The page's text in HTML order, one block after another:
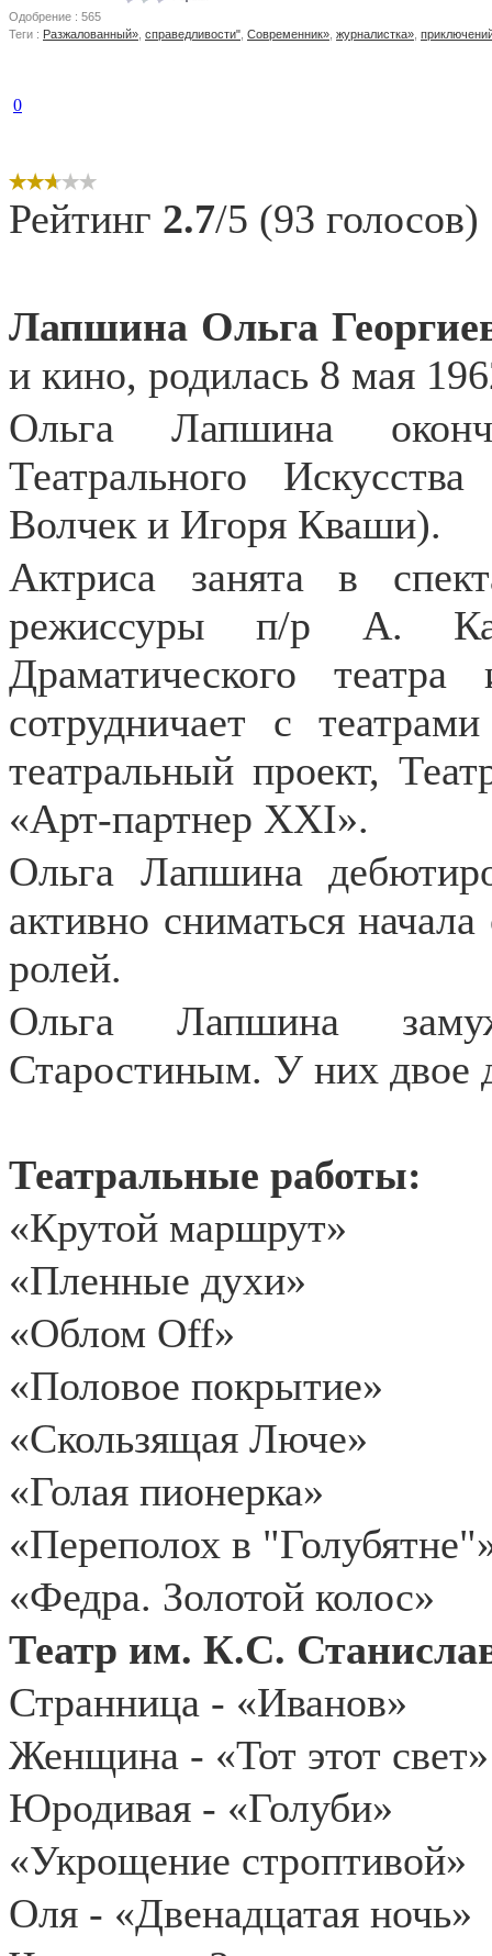
Одобрение : 565
Теги : Разжалованный» справедливости" Современник» журналистка»
0
Рейтинг 2.7/5 (93 голосов)
Лапшина Ольга
и кино, родилась 8 мая
Ольга Лапшина
Театрального
Волчек и Игоря Кваши).
Актриса занята в
режиссуры п/р А.
Драматического
сотрудничает с
театральный проект,
«Арт-партнер ХХI».
Ольга Лапшина
активно сниматься
ролей.
Ольга Лапшина
Старостиным. У них двое
Театральные работы:
«Крутой маршрут»
«Пленные духи»
«Облом Off»
«Половое покрытие»
«Скользящая Люче»
«Голая пионерка»
«Переполох в
«Федра. Золотой колос»
Театр им. К.С.
Странница - «Иванов»
Женщина - «Тот этот свет»
Юродивая - «Голуби»
«Укрощение строптивой»
Оля - «Двенадцатая ночь»